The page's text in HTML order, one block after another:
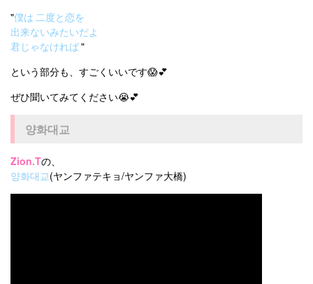
"僕は 二度と恋を
出来ないみたいだよ
君じゃなければ"
という部分も、すごくいいです😱💕
ぜひ聞いてみてください😭💕
양화대교
Zion.Tの、
양화대교(ヤンファテキョ/ヤンファ大橋)